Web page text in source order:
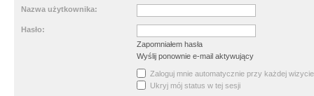
Nazwa użytkownika:
Hasło:
Zapomniałem hasła
Wyślij ponownie e-mail aktywujący
Zaloguj mnie automatycznie przy każdej wizycie
Ukryj mój status w tej sesji